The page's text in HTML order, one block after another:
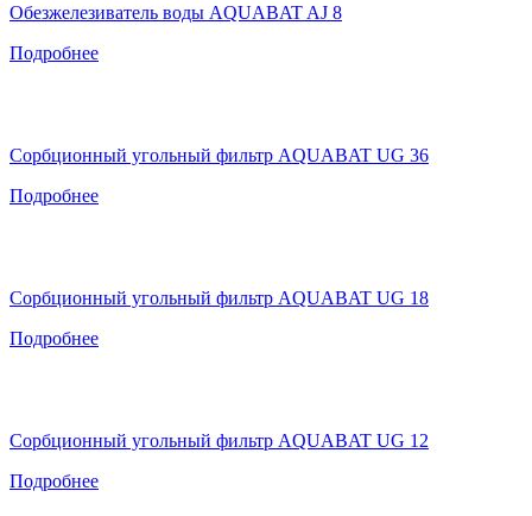
Обезжелезиватель воды AQUABAT AJ 8
Подробнее
Сорбционный угольный фильтр AQUABAT UG 36
Подробнее
Сорбционный угольный фильтр AQUABAT UG 18
Подробнее
Сорбционный угольный фильтр AQUABAT UG 12
Подробнее